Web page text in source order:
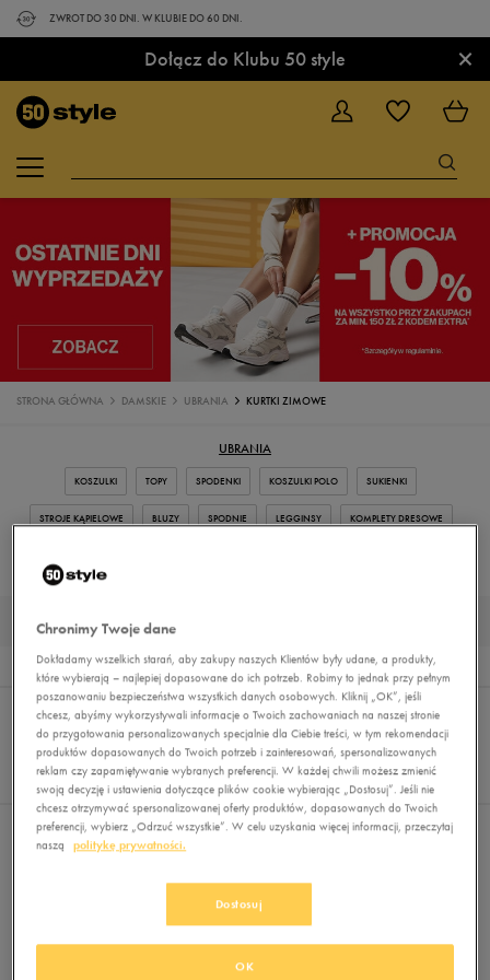
ZWROT DO 30 DNI. W KLUBIE DO 60 DNI.
Dołącz do Klubu 50 style ×
STRONA GŁÓWNA DAMSKIE UBRANIA KURTKI ZIMOWE
UBRANIA
KOSZULKI TOPY SPODENKI KOSZULKI POLO SUKIENKI
STROJE KĄPIELOWE BLUZY SPODNIE LEGGINSY KOMPLETY DRESOWE
KURTKI NARCIARSKIE DAMSKIE
0
Wyników
Sortuj:
REKOMENDOWANE
FILTRUJ
Pokaż
60
z 0
Nie wybrano filtrów
Chronimy Twoje dane
Dokładamy wszelkich starań, aby zakupy naszych Klientów były udane, a produkty,
które wybierają – najlepiej dopasowane do ich potrzeb. Robimy to jednak przy pełnym
poszanowaniu bezpieczeństwa wszystkich danych osobowych. Kliknij „OK”, jeśli
chcesz, abyśmy wykorzystywali informacje o Twoich zachowaniach na naszej stronie
do przygotowania personalizowanych specjalnie dla Ciebie treści, w tym rekomendacji
produktów dopasowanych do Twoich potrzeb i zainteresowań, spersonalizowanych
reklam czy zapamiętywanie wybranych preferencji. W każdej chwili możesz zmienić
swoją decyzję i ustawienia dotyczące plików cookie wybierając „Dostosuj”. Jeśli nie
chcesz otrzymywać spersonalizowanej oferty produktów, dopasowanych do Twoich
preferencji, wybierz „Odrzuć wszystkie”. W celu uzyskania więcej informacji, przeczytaj
naszą
politykę prywatności.
Dostosuj
OK